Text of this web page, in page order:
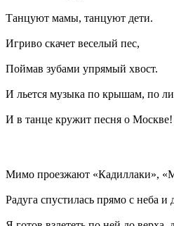
Танцуют мамы, танцуют дети.
Игриво скачет веселый пес,
Поймав зубами упрямый хвост.
И льется музыка по крышам, по
И в танце кружит песня о Москве!
Мимо проезжают «Кадиллаки»,
Радуга спустилась прямо с неба и